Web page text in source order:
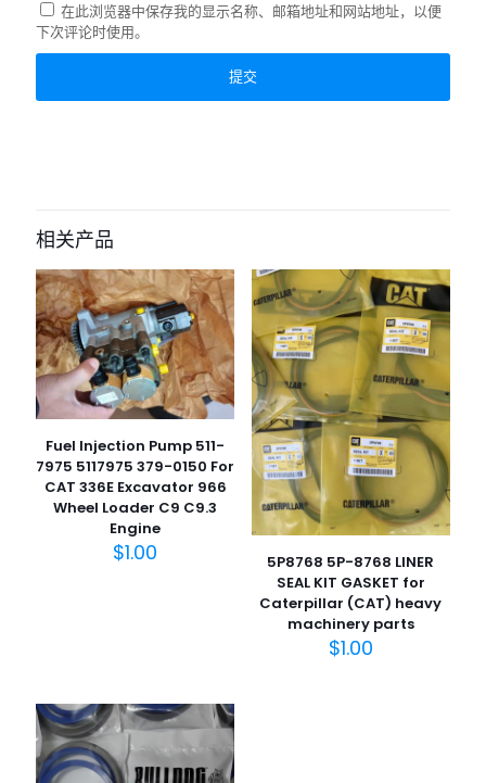
在此浏览器中保存我的显示名称、邮箱地址和网站地址，以便
下次评论时使用。
相关产品
Fuel Injection Pump 511-
7975 5117975 379-0150 For
CAT 336E Excavator 966
Wheel Loader C9 C9.3
Engine
$1.00
5P8768 5P-8768 LINER
SEAL KIT GASKET for
Caterpillar (CAT) heavy
machinery parts
$1.00